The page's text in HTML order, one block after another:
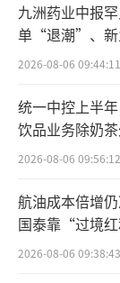
九洲药业中报
单“退潮”、
难关待闯
2026-08-06 09:44:11
统一中控上半
饮品业务除奶
2026-08-06 09:56:12
航油成本倍增
国泰靠“过境
2026-08-06 09:38:43